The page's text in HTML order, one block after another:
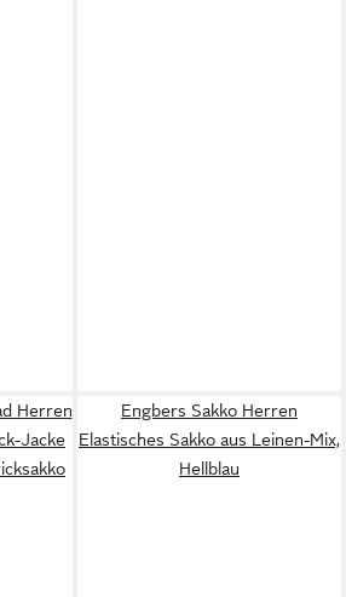
Herren
Jacke
Engbers Sakko Herren
Elastisches Sakko aus Leinen-Mix,
Hellblau